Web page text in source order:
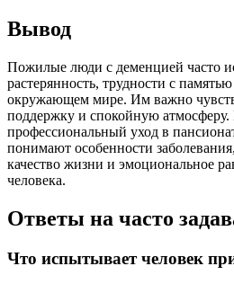
Вывод
Пожилые люди с деменцией часто
растерянность, трудности с
окружающем мире. Им важно
поддержку и спокойную
профессиональный уход в
понимают особенности
качество жизни и эмоциональное
человека.
Ответы на часто
Что испытывает человек